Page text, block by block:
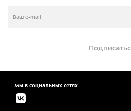
Мы в социальных сетях